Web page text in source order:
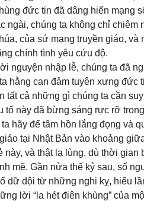
đức tin đã dâng hiến mạng
ngài, chúng ta không chỉ
của sứ mạng truyền giáo,
chính tình yêu cứu độ.
nguyện nhập lễ, chúng ta đã
hằng can đảm tuyên xưng
tất cả những gì chúng ta cần
tố này đã bừng sáng rực rỡ
hãy để tâm hồn lắng đọng và
tại Nhật Bản vào khoảng
này, và thật lạ lùng, dù thời
mẽ. Gần nửa thế kỷ sau, số
dữ dội từ những nghi kỵ, hiểu
lời “la hét điên khùng” của